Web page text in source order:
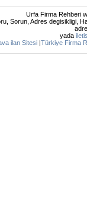
Urfa Firma Rehberi
Sorun, Adres degisikligi,
yada
ilan Sitesi |Türkiye Firma